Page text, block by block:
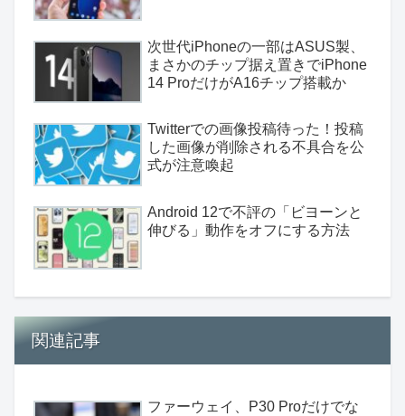
次世代iPhoneの一部はASUS製、
まさかのチップ据え置きでiPhone
14 ProだけがA16チップ搭載か
Twitterでの画像投稿待った！投稿
した画像が削除される不具合を公
式が注意喚起
Android 12で不評の「ビヨーンと
伸びる」動作をオフにする方法
関連記事
ファーウェイ、P30 Proだけでな